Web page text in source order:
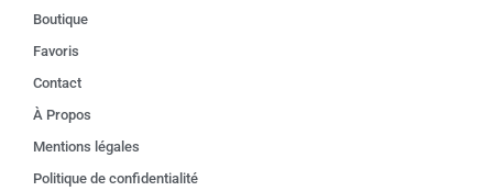
Boutique
Favoris
Contact
À Propos
Mentions légales
Politique de confidentialité